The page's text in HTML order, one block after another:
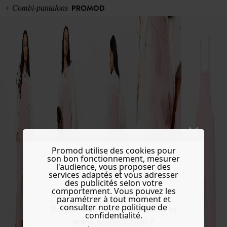
Do you want to be redirected to
www.promod.com ?
Combi-pantalons
Promod utilise des cookies pour
son bon fonctionnement, mesurer
l'audience, vous proposer des
services adaptés et vous adresser
des publicités selon votre
comportement. Vous pouvez les
paramétrer à tout moment et
consulter notre politique de
confidentialité.